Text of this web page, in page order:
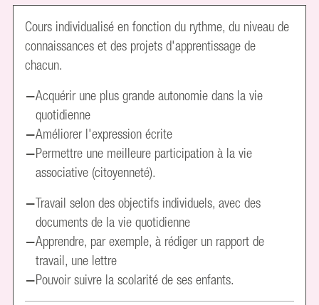
Cours individualisé en fonction du rythme, du niveau de
connaissances et des projets d'apprentissage de
chacun.
Acquérir une plus grande autonomie dans la vie
quotidienne
Améliorer l'expression écrite
Permettre une meilleure participation à la vie
associative (citoyenneté).
Travail selon des objectifs individuels, avec des
documents de la vie quotidienne
Apprendre, par exemple, à rédiger un rapport de
travail, une lettre
Pouvoir suivre la scolarité de ses enfants.